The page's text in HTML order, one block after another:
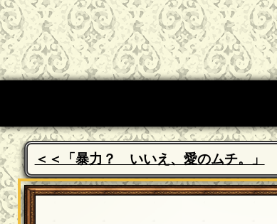
＜＜「暴力？ いいえ、愛のムチ。」